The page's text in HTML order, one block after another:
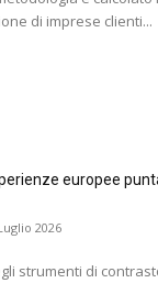
di imprese clienti...
europee
2026
strumenti di